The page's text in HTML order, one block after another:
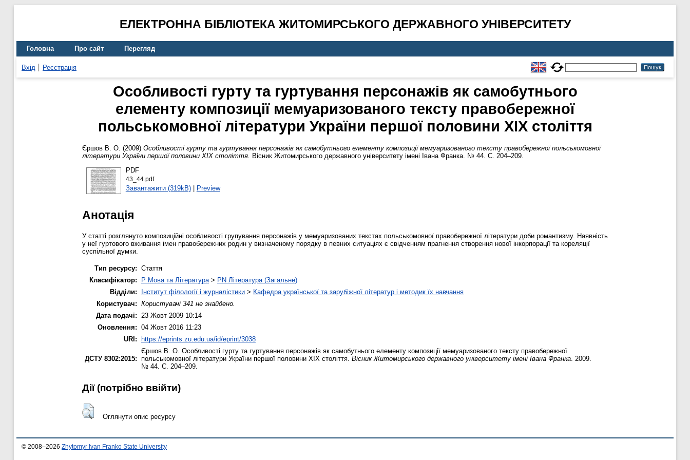
ЕЛЕКТРОННА БІБЛІОТЕКА ЖИТОМИРСЬКОГО ДЕРЖАВНОГО УНІВЕРСИТЕТУ
Головна Про сайт Перегляд
Вхід Реєстрація
Особливості гурту та гуртування персонажів як самобутнього
елементу композиції мемуаризованого тексту правобережної
польськомовної літератури України першої половини XIX століття
Єршов В. О. (2009) Особливості гурту та гуртування персонажів як самобутнього елементу композиції мемуаризованого тексту правобережної польськомовної
літератури України першої половини XIX століття. Вісник Житомирського державного університету імені Івана Франка. № 44. С. 204–209.
PDF
43_44.pdf
Завантажити (319kB)| Preview
Анотація
У статті розглянуто композиційні особливості групування персонажів у мемуаризованих текстах польськомовної правобережної літератури доби романтизму. Наявність
у неї гуртового вживання імен правобережних родин у визначеному порядку в певних ситуаціях є свідченням прагнення створення нової інкорпорації та кореляції
суспільної думки.
Тип ресурсу: Стаття
Класифікатор:
P Мова та Література > PN Література (Загальне)
Відділи:
Інститут філології і журналістики > Кафедра української та зарубіжної літератур і методик їх навчання
Користувач: Користувачі 341 не знайдено.
Дата подачі:
23 Жовт 2009 10:14
Оновлення: 04 Жовт 2016 11:23
URI: https://eprints.zu.edu.ua/id/eprint/3038
ДСТУ 8302:2015:
Єршов В. О. Особливості гурту та гуртування персонажів як самобутнього елементу композиції мемуаризованого тексту правобережної
польськомовної літератури України першої половини XIX століття. Вісник Житомирського державного університету імені Івана Франка . 2009.
№ 44. С. 204–209.
Дії ​​(потрібно ввійти)
Оглянути опис ресурсу
© 2008–2026 Zhytomyr Ivan Franko State University